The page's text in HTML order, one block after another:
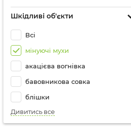
Шкідливі об'єкти
Всі
мінуючі мухи
акацієва вогнівка
бавовникова совка
блішки
Дивитись все